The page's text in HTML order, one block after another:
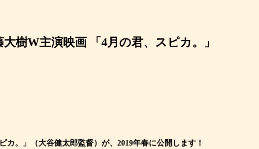
樹W主演映画 「4月の君、スピカ。」
。」（大谷健太郎監督）が、2019年春に公開します！